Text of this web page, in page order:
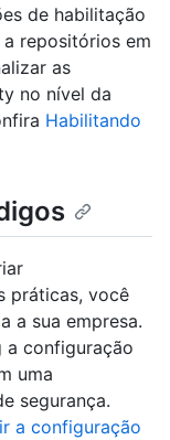
de habilitação
repositórios em
as
no nível da
Habilitando
práticas, você
a sua empresa.
a configuração
uma
segurança.
a configuração